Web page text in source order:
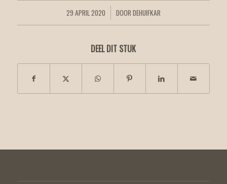
29 APRIL 2020
/ DOORDEHUIFKAR
DEEL DIT STUK